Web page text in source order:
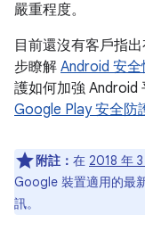
嚴重程度。
目前還沒有客戶指
步瞭解 Android 安
護如何加強 Android
Google Play 安全防
附註： 在 2018 年
Google 裝置適用的最
訊。